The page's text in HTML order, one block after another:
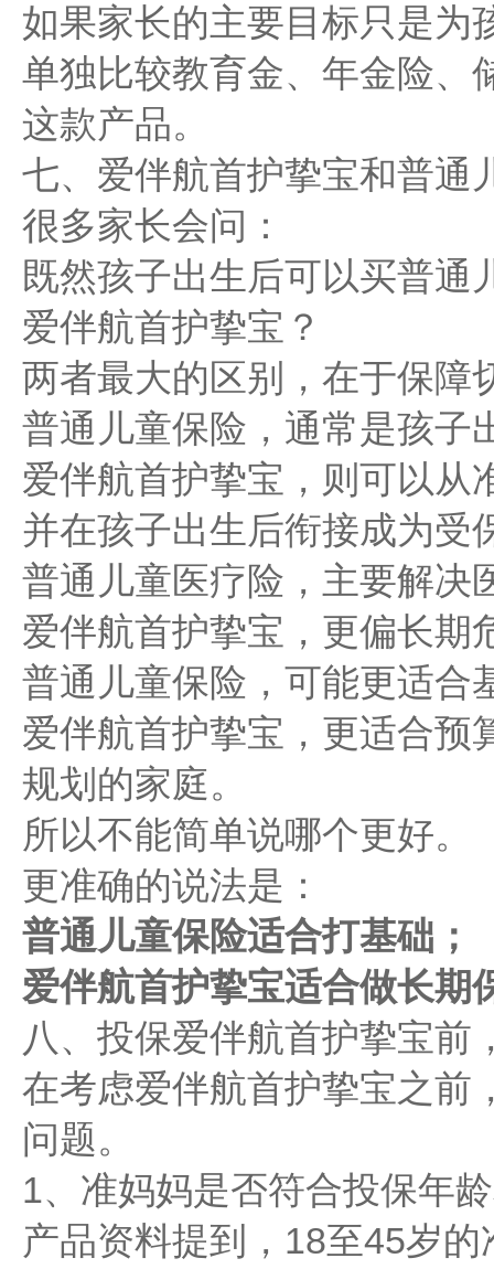
如果家长的主要目标只是为
单独比较教育金、年金险、
这款产品。
七、爱伴航首护挚宝和普通
很多家长会问：
既然孩子出生后可以买普通
爱伴航首护挚宝？
两者最大的区别，在于保障
普通儿童保险，通常是孩子
爱伴航首护挚宝，则可以从
并在孩子出生后衔接成为受
普通儿童医疗险，主要解决
爱伴航首护挚宝，更偏长期
普通儿童保险，可能更适合
爱伴航首护挚宝，更适合预
规划的家庭。
所以不能简单说哪个更好。
更准确的说法是：
普通儿童保险适合打基础；
爱伴航首护挚宝适合做长期
八、投保爱伴航首护挚宝前
在考虑爱伴航首护挚宝之前
问题。
1、准妈妈是否符合投保年
产品资料提到，18至45岁